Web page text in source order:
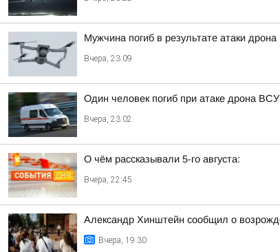
Мужчина погиб в результате атаки
Вчера, 23:09
Один человек погиб при атаке дрона ВСУ
Вчера, 23:02
О чём рассказывали 5-го августа:
Вчера, 22:45
Александр Хинштейн сообщил о
Вчера, 19:30